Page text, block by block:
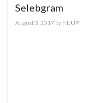
Selebgram
August 3, 2017 by HIJUP